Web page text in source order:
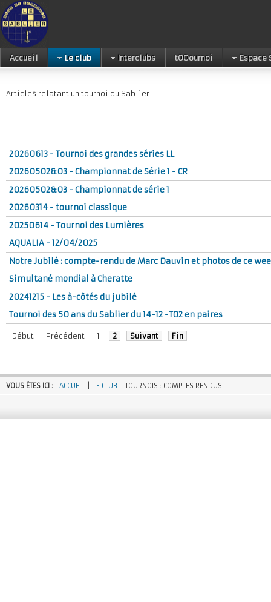
Accueil Le club Interclubs tOOournoi Espace
Articles relatant un tournoi du Sablier
20260613 - Tournoi des grandes séries LL
20260502&03 - Championnat de Série 1 - CR
20260502&03 - Championnat de série 1
20260314 - tournoi classique
20250614 - Tournoi des Lumières
AQUALIA - 12/04/2025
Notre Jubilé : compte-rendu de Marc Dauvin et photos de ce
Simultané mondial à Cheratte
20241215 - Les à-côtés du jubilé
Tournoi des 50 ans du Sablier du 14-12 -TO2 en paires
Début Précédent 1 2 Suivant Fin
VOUS ÊTES ICI : ACCUEIL LE CLUB | TOURNOIS : COMPTES RENDUS